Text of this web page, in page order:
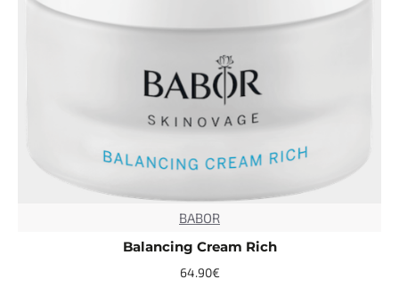
BABOR
Balancing Cream Rich
64.90€